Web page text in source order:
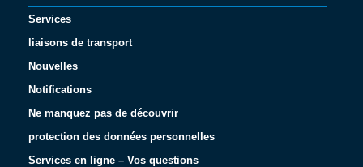
Services
liaisons de transport
Nouvelles
Notifications
Ne manquez pas de découvrir
protection des données personnelles
Services en ligne – Vos questions